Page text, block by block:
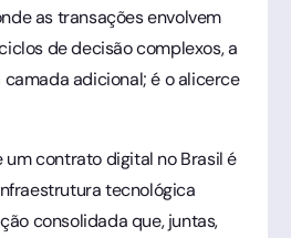
as transações envolvem
de decisão complexos, a
adicional; é o alicerce
contrato digital no Brasil é
tecnológica
consolidada que, juntas,